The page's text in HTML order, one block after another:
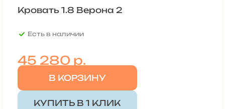
Кровать 1.8 Верона 2
Есть в наличии
45 280р.
В КОРЗИНУ
КУПИТЬ В 1 КЛИК